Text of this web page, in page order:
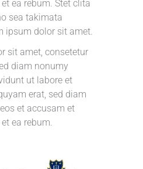
ea rebum. Stet clita
sea takimata
ipsum dolor sit amet.
sit amet, consetetur
diam nonumy
ut labore et
erat, sed diam
et accusam et
ea rebum.